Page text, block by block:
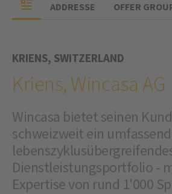
ADDRESSE OFFER
KRIENS, SWITZERLAND
Kriens, Wincasa AG
Wincasa bietet seinen
schweizweit ein
Dienstleistungsportfolio -
Expertise von rund 1'000